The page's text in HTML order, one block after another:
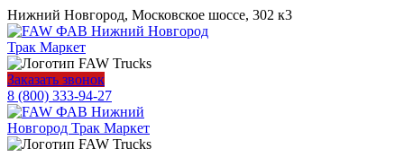
Нижний Новгород, Московское шоссе, 302 к3
Заказать звонок
8 (800) 333-94-27